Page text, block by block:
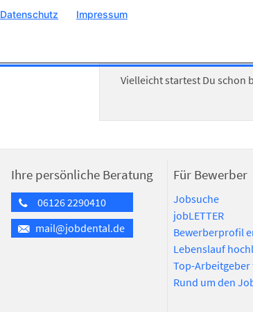
Neugierig geworden?
Vielleicht startest Du schon
Ihre persönliche Beratung
06126 2290410
mail@jobdental.de
Für Bewerber
Jobsuche
jobLETTER
Bewerberprofil
Lebenslauf
Top-
Rund um den
Datenschutz Impressum